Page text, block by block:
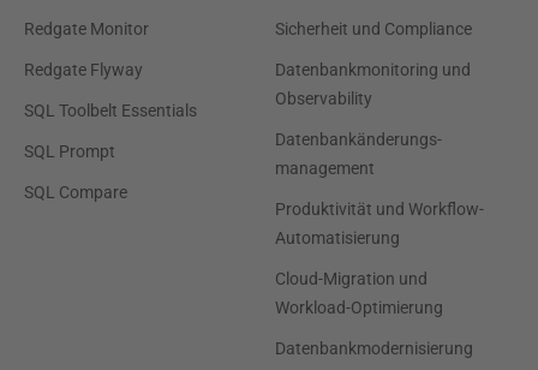
Redgate Monitor
Redgate Flyway
SQL Toolbelt Essentials
SQL Prompt
SQL Compare
Sicherheit und Compliance
Datenbankmonitoring und
Observability
Datenbankänderungs-
management
Produktivität und Workflow-
Automatisierung
Cloud-Migration und
Workload-Optimierung
Datenbankmodernisierung